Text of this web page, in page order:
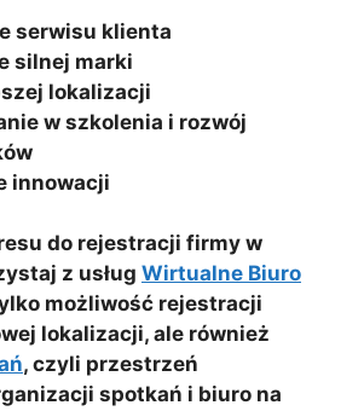
serwisu klienta
silnej marki
lokalizacji
w szkolenia i rozwój
innowacji
do rejestracji firmy w
z usług Wirtualne Biuro
możliwość rejestracji
lokalizacji, ale również
, czyli przestrzeń
spotkań i biuro na